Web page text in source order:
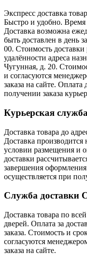
Экспресс доставка
Быстро и удобно.
Доставка возможна
быть доставлен в день
00. Стоимость доставки
удалённости адреса
Чугунная, д. 20.
и согласуются
заказа на сайте. Оплата
получении заказа
Курьерская
Доставка товара до
Доставка
условии размещения и
доставки
завершения оформления
осуществляется при
Служба доставки
Доставка товара по
дверей. Оплата за
заказа. Стоимость и
согласуются
заказа на сайте.